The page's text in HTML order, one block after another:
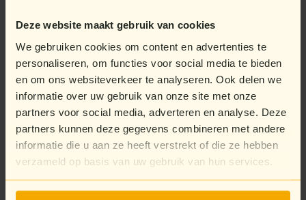
Deze website maakt gebruik van cookies
We gebruiken cookies om content en advertenties te
personaliseren, om functies voor social media te bieden
en om ons websiteverkeer te analyseren. Ook delen we
informatie over uw gebruik van onze site met onze
partners voor social media, adverteren en analyse. Deze
partners kunnen deze gegevens combineren met andere
informatie die u aan ze heeft verstrekt of die ze hebben
verzameld op basis van uw gebruik van hun services.